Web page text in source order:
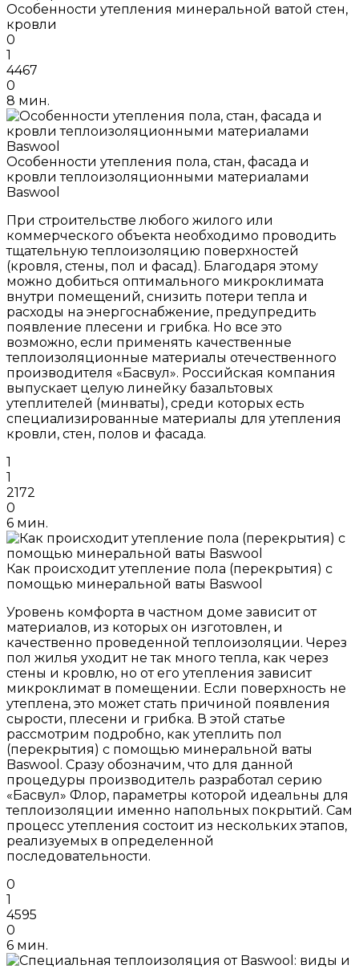
Особенности утепления минеральной ватой стен,
кровли
0
1
4467
0
8 мин.
Особенности утепления пола, стан, фасада и
кровли теплоизоляционными материалами
Baswool
При строительстве любого жилого или
коммерческого объекта необходимо проводить
тщательную теплоизоляцию поверхностей
(кровля, стены, пол и фасад). Благодаря этому
можно добиться оптимального микроклимата
внутри помещений, снизить потери тепла и
расходы на энергоснабжение, предупредить
появление плесени и грибка. Но все это
возможно, если применять качественные
теплоизоляционные материалы отечественного
производителя «Басвул». Российская компания
выпускает целую линейку базальтовых
утеплителей (минваты), среди которых есть
специализированные материалы для утепления
кровли, стен, полов и фасада.
1
1
2172
0
6 мин.
Как происходит утепление пола (перекрытия) с
помощью минеральной ваты Baswool
Уровень комфорта в частном доме зависит от
материалов, из которых он изготовлен, и
качественно проведенной теплоизоляции. Через
пол жилья уходит не так много тепла, как через
стены и кровлю, но от его утепления зависит
микроклимат в помещении. Если поверхность не
утеплена, это может стать причиной появления
сырости, плесени и грибка. В этой статье
рассмотрим подробно, как утеплить пол
(перекрытия) с помощью минеральной ваты
Baswool. Сразу обозначим, что для данной
процедуры производитель разработал серию
«Басвул» Флор, параметры которой идеальны для
теплоизоляции именно напольных покрытий. Сам
процесс утепления состоит из нескольких этапов,
реализуемых в определенной
последовательности.
0
1
4595
0
6 мин.